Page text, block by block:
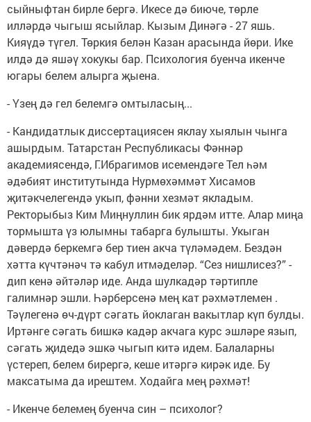
сыйныфтан бирле бергә. Икесе дә биюче, төрле
илләрдә чыгыш ясыйлар. Кызым Динәгә - 27 яшь.
Кияүдә түгел. Төркия белән Казан арасында йөри. Ике
илдә дә яшәү хокукы бар. Психология буенча икенче
югары белем алырга җыена.
- Үзең дә гел белемгә омтыласың...
- Кандидатлык диссертациясен яклау хыялын чынга
ашырдым. Татарстан Республикасы Фәннәр
академиясендә, Г.Ибрагимов исемендәге Тел һәм
әдәбият институтында Нурмөхәммәт Хисамов
җитәкчелегендә укып, фәнни хезмәт якладым.
Ректорыбыз Ким Миңнуллин бик ярдәм итте. Алар миңа
тормышта үз юлымны табарга булышты. Укыган
дәвердә беркемгә бер тиен акча түләмәдем. Бездән
хәтта күчтәнәч тә кабул итмәделәр. “Сез нишлисез?” -
дип кенә әйтәләр иде. Анда шулкадәр тәртипле
галимнәр эшли. Һәрберсенә мең кат рәхмәтлемен .
Тәүлегенә өч-дүрт сәгать йоклаган вакытлар күп булды.
Иртәнге сәгать бишкә кадәр акчага курс эшләре язып,
сәгать җидедә эшкә чыгып китә идем. Балаларны
үстереп, белем бирергә, кеше итәргә кирәк иде. Бу
максатыма да ирештем. Ходайга мең рәхмәт!
- Икенче белемең буенча син – психолог?